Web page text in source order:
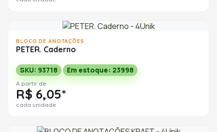
BLOCO DE ANOTAÇÕES
PETER. Caderno
SKU: 93718 Em estoque: 23998
A partir de
R$ 6,05*
cada unidade